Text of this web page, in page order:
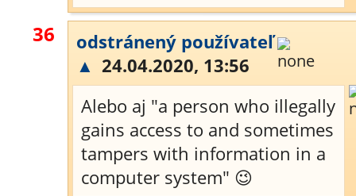
36
odstránený používateľ
▲ 24.04.2020, 13:56
Alebo aj "a person who illegally
gains access to and sometimes
tampers with information in a
computer system" 😉